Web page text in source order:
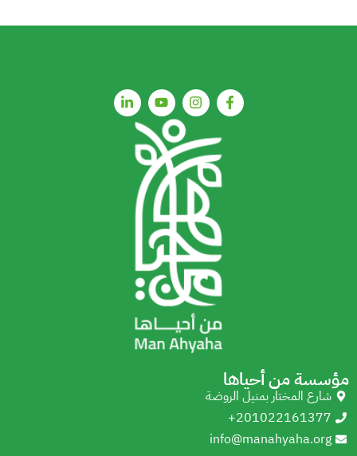
مؤسسة من أحياها
شارع المختار بمنيل الروضة
+201022161377
info@manahyaha.org